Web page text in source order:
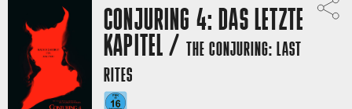
CONJURING 4: DAS LETZTE
KAPITEL /
THE CONJURING: LAST
RITES